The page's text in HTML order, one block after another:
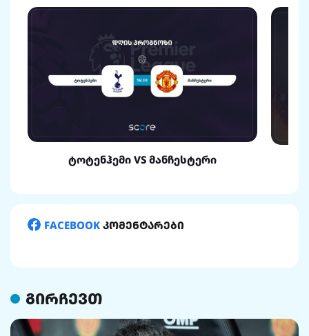
ტოტენჰემი VS მანჩესტერი
FACEBOOK კომენტარები
გირჩევთ